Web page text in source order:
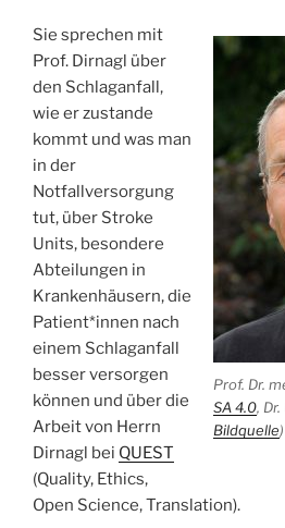
Prof. Dr.
SA 4.0,
Bildquelle)
Sie sprechen mit
Prof. Dirnagl über
den Schlaganfall,
wie er zustande
kommt und was man
in der
Notfallversorgung
tut, über Stroke
Units, besondere
Abteilungen in
Krankenhäusern, die
Patient*innen nach
einem Schlaganfall
besser versorgen
können und über die
Arbeit von Herrn
Dirnagl bei QUEST
(Quality, Ethics,
Open Science, Translation).